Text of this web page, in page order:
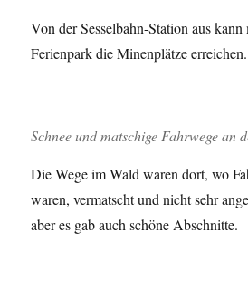
Von der Sesselbahn-Station aus
Ferienpark die Minenplätze erreichen.
Schnee und matschige Fahrwege an
Die Wege im Wald waren dort, wo
waren, vermatscht und nicht sehr
aber es gab auch schöne Abschnitte.